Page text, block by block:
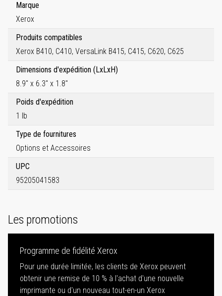
Marque
Xerox
Produits compatibles
Xerox B410, C410, VersaLink B415, C415, C620, C625
Dimensions d'expédition (LxLxH)
8.9" x 6.3" x 1.8"
Poids d'expédition
1 lb
Type de fournitures
Options et Accessoires
UPC
95205041583
Les promotions
Programme de fidélité Xerox
Pour une durée limitée, les clients de Xerox peuvent
obtenir une remise de 10 % à l'achat d'une nouvelle
imprimante ou d'un nouveau tout-en-un Xerox